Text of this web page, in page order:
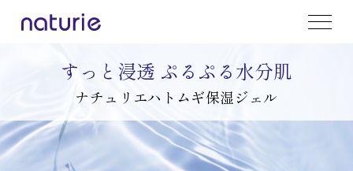
すっと浸透 ぷるぷる水分肌
ナチュリエハトムギ保湿ジェル